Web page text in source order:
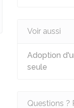
Voir aussi
Adoption
seule
Questions ?